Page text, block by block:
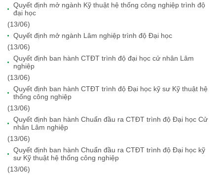
Quyết định mở ngành Kỹ thuật hệ thống công nghiệp trình độ
đại học
(13/06)
Quyết định mở ngành Lâm nghiệp trình độ Đại học
(13/06)
Quyết định ban hành CTĐT trình độ đại học cử nhân Lâm
nghiệp
(13/06)
Quyết định ban hành CTĐT trình độ Đại học kỹ sư Kỹ thuật hệ
thống công nghiệp
(13/06)
Quyết định ban hành Chuẩn đầu ra CTĐT trình độ Đại học Cử
nhân Lâm nghiệp
(13/06)
Quyết định ban hành Chuẩn đầu ra CTĐT trình độ Đại học kỹ
sư Kỹ thuật hệ thống công nghiệp
(13/06)